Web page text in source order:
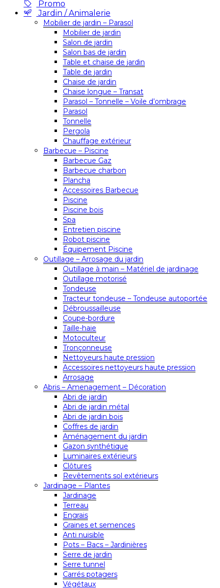
Promo
Jardin / Animalerie
Mobilier de jardin – Parasol
Mobilier de jardin
Salon de jardin
Salon bas de jardin
Table et chaise de jardin
Table de jardin
Chaise de jardin
Chaise longue – Transat
Parasol – Tonnelle – Voile d’ombrage
Parasol
Tonnelle
Pergola
Chauffage extérieur
Barbecue – Piscine
Barbecue Gaz
Barbecue charbon
Plancha
Accessoires Barbecue
Piscine
Piscine bois
Spa
Entretien piscine
Robot piscine
Équipement Piscine
Outillage – Arrosage du jardin
Outillage à main – Matériel de jardinage
Outillage motorisé
Tondeuse
Tracteur tondeuse – Tondeuse autoportée
Débroussailleuse
Coupe-bordure
Taille-haie
Motoculteur
Tronçonneuse
Nettoyeurs haute pression
Accessoires nettoyeurs haute pression
Arrosage
Abris – Amenagement – Décoration
Abri de jardin
Abri de jardin métal
Abri de jardin bois
Coffres de jardin
Aménagement du jardin
Gazon synthétique
Luminaires extérieurs
Clôtures
Revêtements sol extérieurs
Jardinage – Plantes
Jardinage
Terreau
Engrais
Graines et semences
Anti nuisible
Pots – Bacs – Jardinières
Serre de jardin
Serre tunnel
Carrés potagers
Végétaux